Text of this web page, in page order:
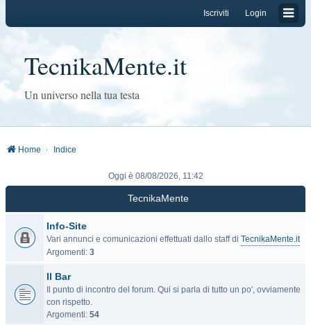
Login
Iscriviti
TecnikaMente.it
Un universo nella tua testa
Home Indice
Oggi è 08/08/2026, 11:42
TecnikaMente
Info-Site
Vari annunci e comunicazioni effettuati dallo staff di TecnikaMente.it
Argomenti: 3
Il Bar
Il punto di incontro del forum. Qui si parla di tutto un po', ovviamente
con rispetto.
Argomenti: 54